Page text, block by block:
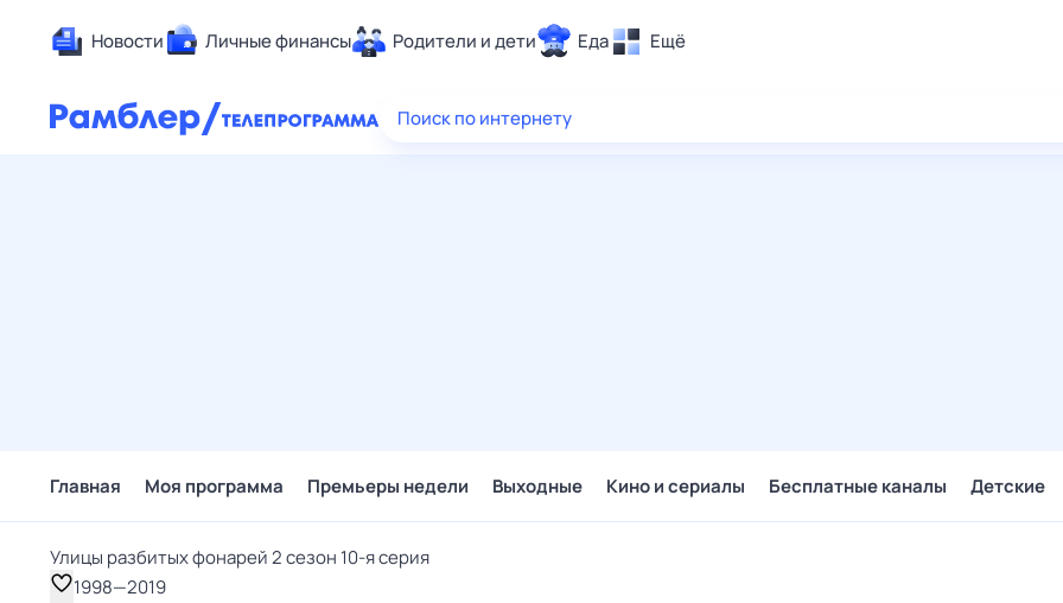
Новости Личные финансы Родители и дети Еда Ещё
Здоровье
Поиск по интернету
Главная Моя программа Премьеры недели Выходные Кино и сериалы Бесплатные каналы Детские
Улицы разбитых фонарей 2 сезон 10-я серия
1998—2019